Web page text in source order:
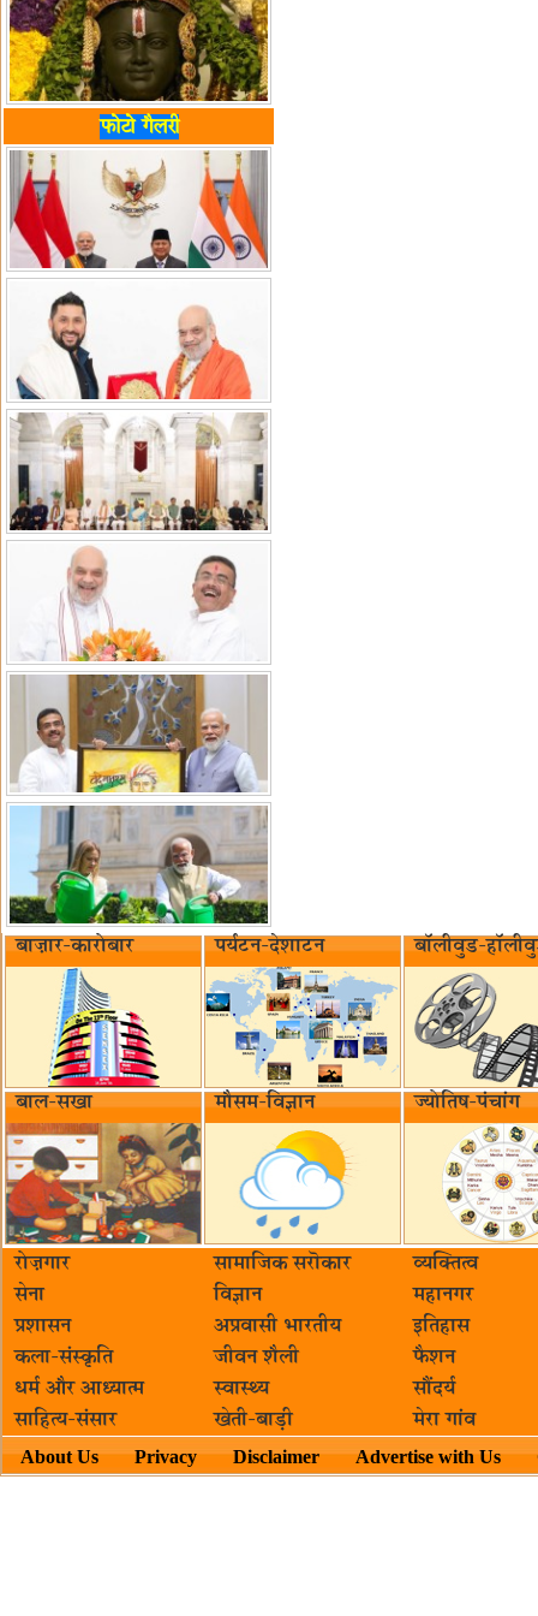
फोटो गैलरी
बाज़ार-कारोबार पर्यटन-देशाटन बॉलीवुड-
बाल-सखा मौसम-विज्ञान ज्योतिष-पंचांग
रोज़गार सामाजिक सरॊकार‌
व्यक्तित्व
सेना
विज्ञान
महानगर
प्रशासन
अप्रवासी भारतीय
इतिहास
कला-संस्कृति
जीवन शैली
फैशन
धर्म और आध्यात्म
स्वास्थ्य
सौंदर्य
साहित्य-संसार
खेती-बाड़ी मेरा गांव
About Us Privacy Disclaimer Advertise with Us